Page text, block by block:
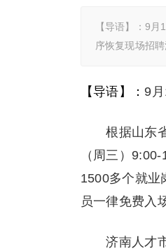
【导语】：9
序恢复现场招
【导语】：9
根据山东省
（周三）
1500多个就业
员一律免费入
济南人才市